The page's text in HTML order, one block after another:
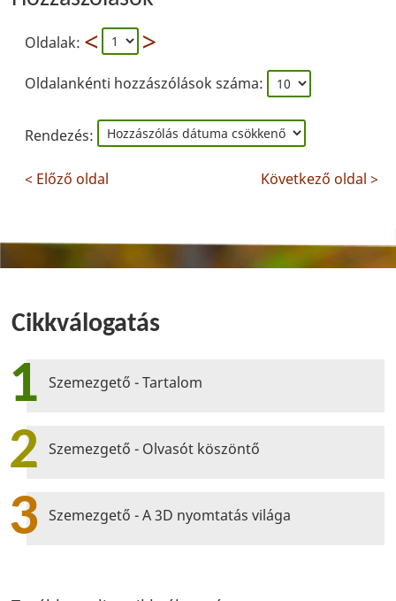
Oldalak:
Oldalankénti hozzászólások száma:
Rendezés:
< Előző oldal Következő oldal >
Cikkválogatás
1 Szemezgető - Tartalom
2 Szemezgető - Olvasót köszöntő
3 Szemezgető - A 3D nyomtatás világa